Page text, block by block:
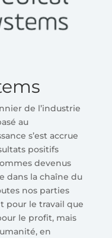
de l’industrie
au
s’est accrue
positifs
devenus
dans la chaîne du
nos parties
pour le travail que
le profit, mais
en